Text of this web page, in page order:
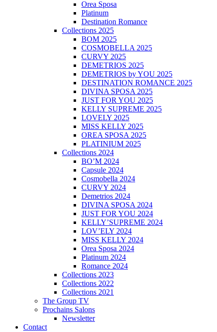
Orea Sposa
Platinum
Destination Romance
Collections 2025
BOM 2025
COSMOBELLA 2025
CURVY 2025
DEMETRIOS 2025
DEMETRIOS by YOU 2025
DESTINATION ROMANCE 2025
DIVINA SPOSA 2025
JUST FOR YOU 2025
KELLY SUPREME 2025
LOVELY 2025
MISS KELLY 2025
OREA SPOSA 2025
PLATINIUM 2025
Collections 2024
BO’M 2024
Capsule 2024
Cosmobella 2024
CURVY 2024
Demetrios 2024
DIVINA SPOSA 2024
JUST FOR YOU 2024
KELLY’SUPREME 2024
LOV’ELY 2024
MISS KELLY 2024
Orea Sposa 2024
Platinum 2024
Romance 2024
Collections 2023
Collections 2022
Collections 2021
The Group TV
Prochains Salons
Newsletter
Contact